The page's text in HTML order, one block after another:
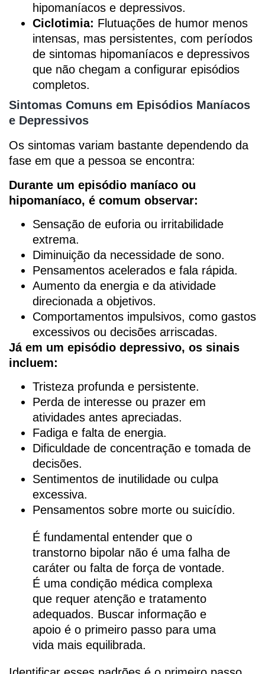
hipomaníacos e depressivos.
Ciclotimia: Flutuações de humor menos
intensas, mas persistentes, com períodos
de sintomas hipomaníacos e depressivos
que não chegam a configurar episódios
completos.
Sintomas Comuns em Episódios Maníacos
e Depressivos
Os sintomas variam bastante dependendo da
fase em que a pessoa se encontra:
Durante um episódio maníaco ou
hipomaníaco, é comum observar:
Sensação de euforia ou irritabilidade
extrema.
Diminuição da necessidade de sono.
Pensamentos acelerados e fala rápida.
Aumento da energia e da atividade
direcionada a objetivos.
Comportamentos impulsivos, como gastos
excessivos ou decisões arriscadas.
Já em um episódio depressivo, os sinais
incluem:
Tristeza profunda e persistente.
Perda de interesse ou prazer em
atividades antes apreciadas.
Fadiga e falta de energia.
Dificuldade de concentração e tomada de
decisões.
Sentimentos de inutilidade ou culpa
excessiva.
Pensamentos sobre morte ou suicídio.
É fundamental entender que o
transtorno bipolar não é uma falha de
caráter ou falta de força de vontade.
É uma condição médica complexa
que requer atenção e tratamento
adequados. Buscar informação e
apoio é o primeiro passo para uma
vida mais equilibrada.